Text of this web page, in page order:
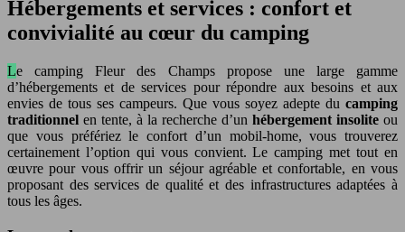
Hébergements et services : confort et
convivialité au cœur du camping
Le camping Fleur des Champs propose une large gamme
d’hébergements et de services pour répondre aux besoins et aux
envies de tous ses campeurs. Que vous soyez adepte du camping
traditionnel en tente, à la recherche d’un hébergement insolite ou
que vous préfériez le confort d’un mobil-home, vous trouverez
certainement l’option qui vous convient. Le camping met tout en
œuvre pour vous offrir un séjour agréable et confortable, en vous
proposant des services de qualité et des infrastructures adaptées à
tous les âges.